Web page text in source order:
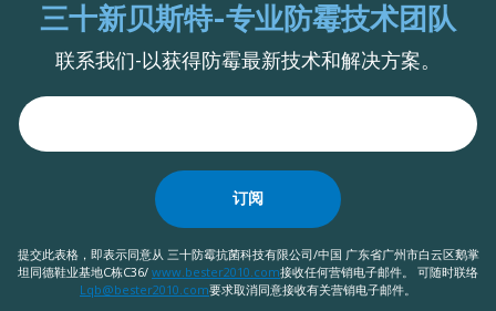
三十新贝斯特-专业防霉技术团队
联系我们-以获得防霉最新技术和解决方案。
订阅
提交此表格，即表示同意从 三十防霉抗菌科技有限公司/中国 广东省广州市白云区鹅掌
坦同德鞋业基地C栋C36/ www.bester2010.com接收任何营销电子邮件。 可随时联络
Lqb@bester2010.com要求取消同意接收有关营销电子邮件。